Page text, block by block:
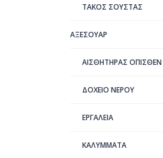
ΤΑΚΟΣ ΣΟΥΣΤΑΣ
ΑΞΕΣΟΥΑΡ
ΑΙΣΘΗΤΗΡΑΣ ΟΠΙΣΘΕΝ
ΔΟΧΕΙΟ ΝΕΡΟΥ
ΕΡΓΑΛΕΙΑ
ΚΑΛΥΜΜΑΤΑ